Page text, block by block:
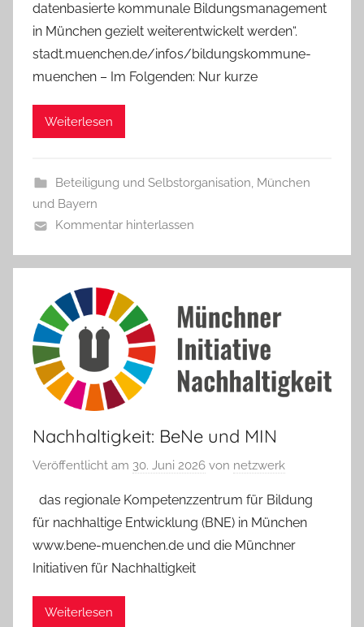
datenbasierte kommunale Bildungsmanagement
in München gezielt weiterentwickelt werden“.
stadt.muenchen.de/infos/bildungskommune-
muenchen – Im Folgenden: Nur kurze
Weiterlesen
Beteiligung und Selbstorganisation, München
und Bayern
Kommentar hinterlassen
Nachhaltigkeit: BeNe und MIN
Veröffentlicht am 30. Juni 2026 von netzwerk
das regionale Kompetenzzentrum für Bildung
für nachhaltige Entwicklung (BNE) in München
www.bene-muenchen.de und die Münchner
Initiativen für Nachhaltigkeit
Weiterlesen